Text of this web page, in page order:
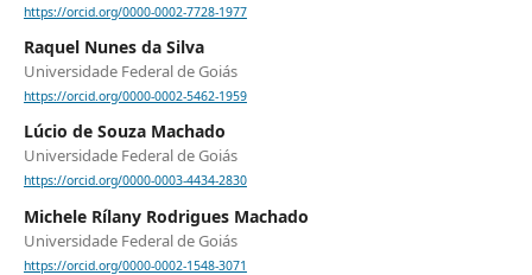
https://orcid.org/0000-0002-7728-1977
Raquel Nunes da Silva
Universidade Federal de Goiás
https://orcid.org/0000-0002-5462-1959
Lúcio de Souza Machado
Universidade Federal de Goiás
https://orcid.org/0000-0003-4434-2830
Michele Rílany Rodrigues Machado
Universidade Federal de Goiás
https://orcid.org/0000-0002-1548-3071